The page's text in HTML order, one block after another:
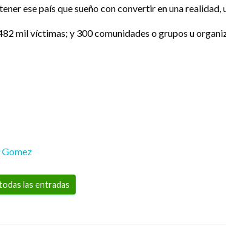
ese país que sueño con convertir en una realidad,
mil víctimas; y 300 comunidades o grupos u
las entradas